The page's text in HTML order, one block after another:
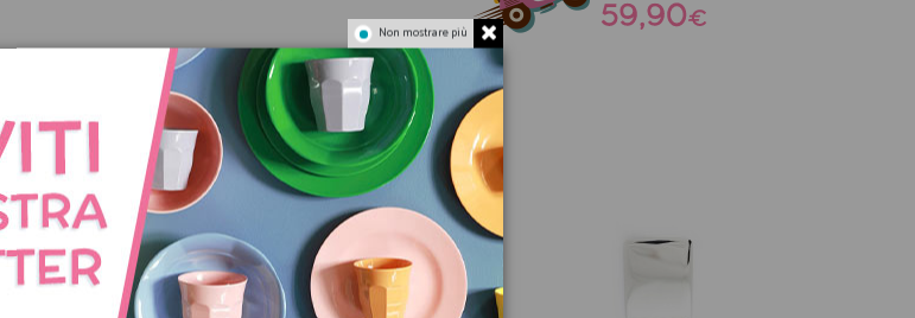
STESSO TEMA
Non mostrare più